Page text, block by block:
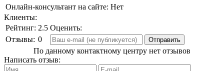
Онлайн-консультант на сайте: Нет
Клиенты:
Рейтинг: 2.5 Оценить:
Отзывы: 0
По данному контактному центру нет отзывов
Написать отзыв: